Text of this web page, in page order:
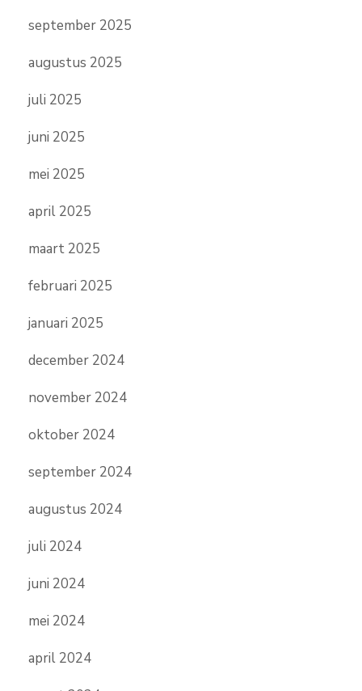
september 2025
augustus 2025
juli 2025
juni 2025
mei 2025
april 2025
maart 2025
februari 2025
januari 2025
december 2024
november 2024
oktober 2024
september 2024
augustus 2024
juli 2024
juni 2024
mei 2024
april 2024